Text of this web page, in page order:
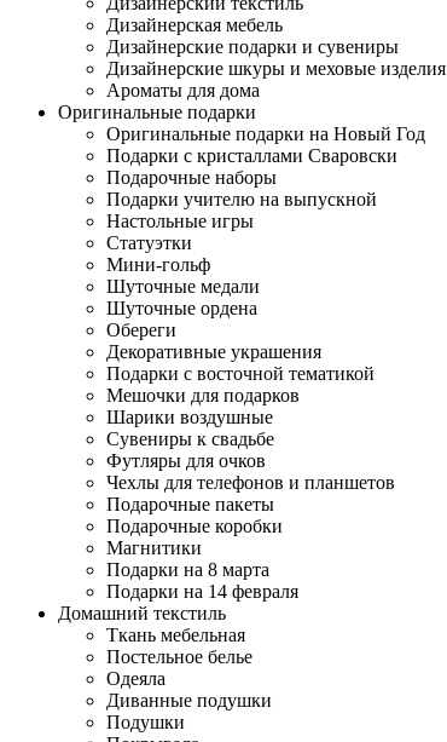
Дизайнерская мебель
Дизайнерские подарки и сувениры
Дизайнерские шкуры и меховые изделия
Ароматы для дома
Оригинальные подарки
Оригинальные подарки на Новый Год
Подарки с кристаллами Сваровски
Подарочные наборы
Подарки учителю на выпускной
Настольные игры
Статуэтки
Мини-гольф
Шуточные медали
Шуточные ордена
Обереги
Декоративные украшения
Подарки с восточной тематикой
Мешочки для подарков
Шарики воздушные
Сувениры к свадьбе
Футляры для очков
Чехлы для телефонов и планшетов
Подарочные пакеты
Подарочные коробки
Магнитики
Подарки на 8 марта
Подарки на 14 февраля
Домашний текстиль
Ткань мебельная
Постельное белье
Одеяла
Диванные подушки
Подушки